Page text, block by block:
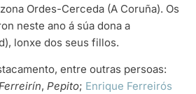
Ordes-Cerceda (A Coruña). Os
neste ano á súa dona a
lonxe dos seus fillos.
entre outras persoas:
, Pepito; Enrique Ferreirós